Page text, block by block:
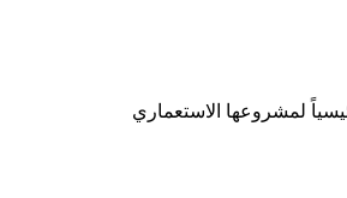
لمشروعها الاستعماري